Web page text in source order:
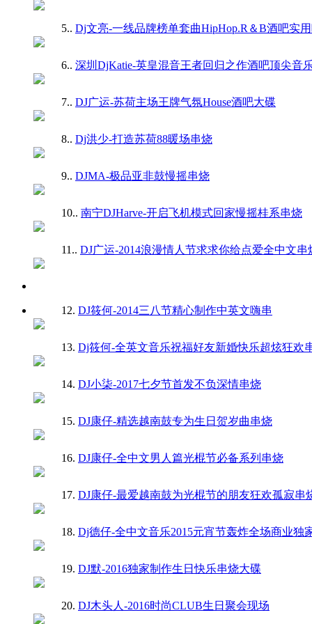
5.. Dj文亮-一线品牌榜单套曲HipHop.R＆B酒吧实
6.. 深圳DjKatie-英皇混音王者回归之作酒吧顶尖音
7.. DJ广运-苏荷主场王牌气氛House酒吧大碟
8.. Dj洪少-打造苏荷88暖场串烧
9.. DJMA-极品亚非鼓慢摇串烧
10.. 南宁DJHarve-开启飞机模式回家慢摇桂系串烧
11.. DJ广运-2014浪漫情人节求求你给点爱全中文串
12. DJ筱何-2014三八节精心制作中英文嗨串
13. Dj筱何-全英文音乐祝福好友新婚快乐超炫狂欢
14. DJ小柒-2017七夕节首发不负深情串烧
15. DJ康仔-精选越南鼓专为生日贺岁曲串烧
16. DJ康仔-全中文男人篇光棍节必备系列串烧
17. DJ康仔-最爱越南鼓为光棍节的朋友狂欢孤寂串
18. Dj德仔-全中文音乐2015元宵节轰炸全场商业独
19. DJ默-2016独家制作生日快乐串烧大碟
20. DJ木头人-2016时尚CLUB生日聚会现场